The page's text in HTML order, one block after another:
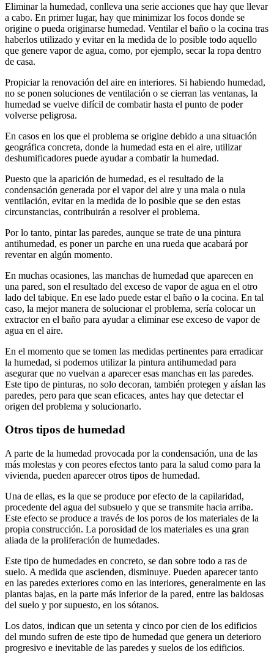
Eliminar la humedad, conlleva una serie acciones que hay que llevar
a cabo. En primer lugar, hay que minimizar los focos donde se
origine o pueda originarse humedad. Ventilar el baño o la cocina tras
haberlos utilizado y evitar en la medida de lo posible todo aquello
que genere vapor de agua, como, por ejemplo, secar la ropa dentro
de casa.
Propiciar la renovación del aire en interiores. Si habiendo humedad,
no se ponen soluciones de ventilación o se cierran las ventanas, la
humedad se vuelve difícil de combatir hasta el punto de poder
volverse peligrosa.
En casos en los que el problema se origine debido a una situación
geográfica concreta, donde la humedad esta en el aire, utilizar
deshumificadores puede ayudar a combatir la humedad.
Puesto que la aparición de humedad, es el resultado de la
condensación generada por el vapor del aire y una mala o nula
ventilación, evitar en la medida de lo posible que se den estas
circunstancias, contribuirán a resolver el problema.
Por lo tanto, pintar las paredes, aunque se trate de una pintura
antihumedad, es poner un parche en una rueda que acabará por
reventar en algún momento.
En muchas ocasiones, las manchas de humedad que aparecen en
una pared, son el resultado del exceso de vapor de agua en el otro
lado del tabique. En ese lado puede estar el baño o la cocina. En tal
caso, la mejor manera de solucionar el problema, sería colocar un
extractor en el baño para ayudar a eliminar ese exceso de vapor de
agua en el aire.
En el momento que se tomen las medidas pertinentes para erradicar
la humedad, si podemos utilizar la pintura antihumedad para
asegurar que no vuelvan a aparecer esas manchas en las paredes.
Este tipo de pinturas, no solo decoran, también protegen y aíslan las
paredes, pero para que sean eficaces, antes hay que detectar el
origen del problema y solucionarlo.
Otros tipos de humedad
A parte de la humedad provocada por la condensación, una de las
más molestas y con peores efectos tanto para la salud como para la
vivienda, pueden aparecer otros tipos de humedad.
Una de ellas, es la que se produce por efecto de la capilaridad,
procedente del agua del subsuelo y que se transmite hacia arriba.
Este efecto se produce a través de los poros de los materiales de la
propia construcción. La porosidad de los materiales es una gran
aliada de la proliferación de humedades.
Este tipo de humedades en concreto, se dan sobre todo a ras de
suelo. A medida que ascienden, disminuye. Pueden aparecer tanto
en las paredes exteriores como en las interiores, generalmente en las
plantas bajas, en la parte más inferior de la pared, entre las baldosas
del suelo y por supuesto, en los sótanos.
Los datos, indican que un setenta y cinco por cien de los edificios
del mundo sufren de este tipo de humedad que genera un deterioro
progresivo e inevitable de las paredes y suelos de los edificios.